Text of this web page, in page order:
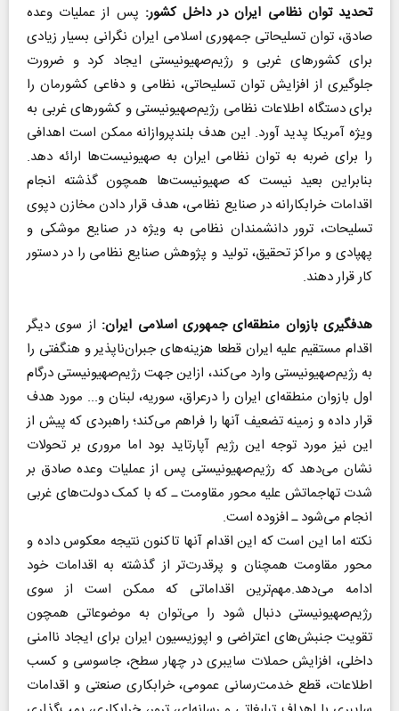
تحدید توان نظامی ایران در داخل کشور: پس از عملیات ‌وعده
صادق‌، توان تسلیحاتی جمهوری اسلامی ایران نگرانی بسیار زیادی
برای کشورهای غربی و رژیم‌صهیونیستی ایجاد کرد و ضرورت
جلوگیری از افزایش توان تسلیحاتی، نظامی و دفاعی کشورمان را
برای دستگاه اطلاعات نظامی رژیم‌صهیونیستی و کشورهای غربی به
ویژه آمریکا پدید آورد. این هدف بلند‌پروازانه ممکن است اهدافی
را برای ضربه به توان نظامی ایران به صهیونیست‌ها ارائه دهد.
بنابراین بعید نیست که صهیونیست‌ها همچون گذشته انجام
اقدامات خرابکارانه در صنایع نظامی، هدف قرار دادن مخازن دپوی
تسلیحات، ترور دانشمندان نظامی به ویژه در صنایع موشکی و
پهپادی‌ و مراکز تحقیق، تولید و پژوهش صنایع نظامی را در دستور
کار قرار دهند.
هدفگیری بازوان منطقه‌ای جمهوری اسلامی ایران: از سوی دیگر
اقدام مستقیم علیه ایران قطعا هزینه‌های جبران‌ناپذیر و هنگفتی را
به رژیم‌صهیونیستی وارد می‌کند، ازاین جهت رژیم‌صهیونیستی درگام
اول بازوان منطقه‌ای ایران را درعراق، سوریه، لبنان و... مورد هدف
قرار داده و زمینه تضعیف آنها را فراهم می‌کند؛ راهبردی که پیش از
این نیز مورد توجه این رژیم آپارتاید بود اما مروری بر تحولات
نشان می‌دهد که رژیم‌صهیونیستی پس از عملیات ‌وعده صادق‌ بر
شدت تهاجماتش علیه محور مقاومت ـ که با کمک دولت‌های غربی
انجام می‌شود ـ افزوده است.
نکته اما این است که این اقدام آنها تاکنون نتیجه معکوس داده و
محور مقاومت همچنان و پرقدرت‌تر از گذشته به اقدامات خود
ادامه می‌دهد.مهم‌ترین اقداماتی که ممکن است از سوی
رژیم‌صهیونیستی دنبال شود را می‌توان به موضوعاتی همچون
تقویت جنبش‌های اعتراضی و اپوزیسیون ایران برای ایجاد ناامنی
داخلی، افزایش حملات سایبری در چهار سطح، جاسوسی و کسب
اطلاعات، قطع خدمت‌رسانی عمومی، خرابکاری صنعتی و اقدامات